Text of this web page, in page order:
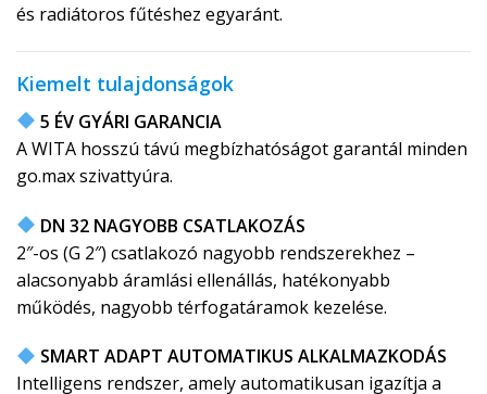
és radiátoros fűtéshez egyaránt.
Kiemelt tulajdonságok
5 ÉV GYÁRI GARANCIA
A WITA hosszú távú megbízhatóságot garantál minden
go.max szivattyúra.
DN 32 NAGYOBB CSATLAKOZÁS
2″-os (G 2″) csatlakozó nagyobb rendszerekhez –
alacsonyabb áramlási ellenállás, hatékonyabb
működés, nagyobb térfogatáramok kezelése.
SMART ADAPT AUTOMATIKUS ALKALMAZKODÁS
Intelligens rendszer, amely automatikusan igazítja a